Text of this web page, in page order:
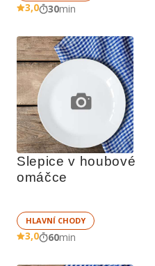
3,0 30min
Slepice v houbové
omáčce
HLAVNÍ CHODY
3,0 60min